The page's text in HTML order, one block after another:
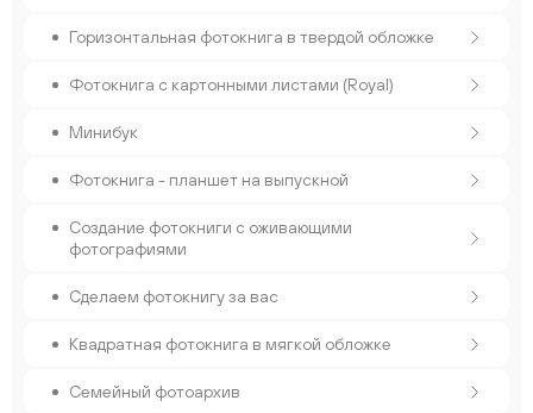
Горизонтальная фотокнига в твердой обложке
Фотокнига с картонными листами (Royal)
Минибук
Фотокнига - планшет на выпускной
Создание фотокниги с оживающими
фотографиями
Сделаем фотокнигу за вас
Квадратная фотокнига в мягкой обложке
Семейный фотоархив